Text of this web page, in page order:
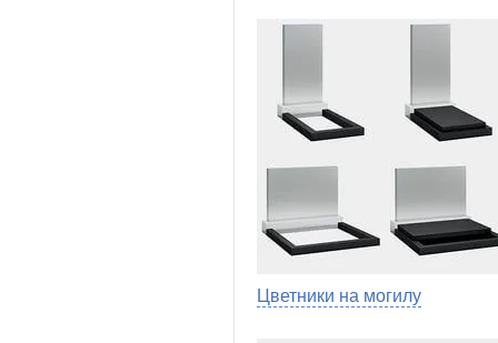
Цветники на могилу